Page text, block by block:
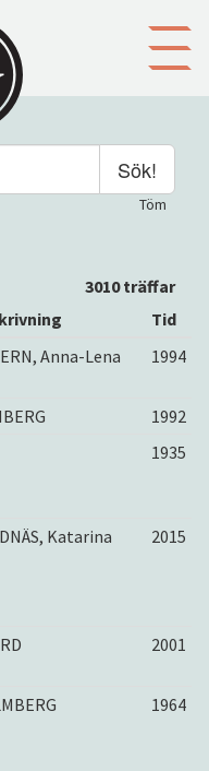
Sök!
Töm
3010 träffar
Tid
Anna-Lena 1994
1992
1935
Katarina 2015
2001
1964